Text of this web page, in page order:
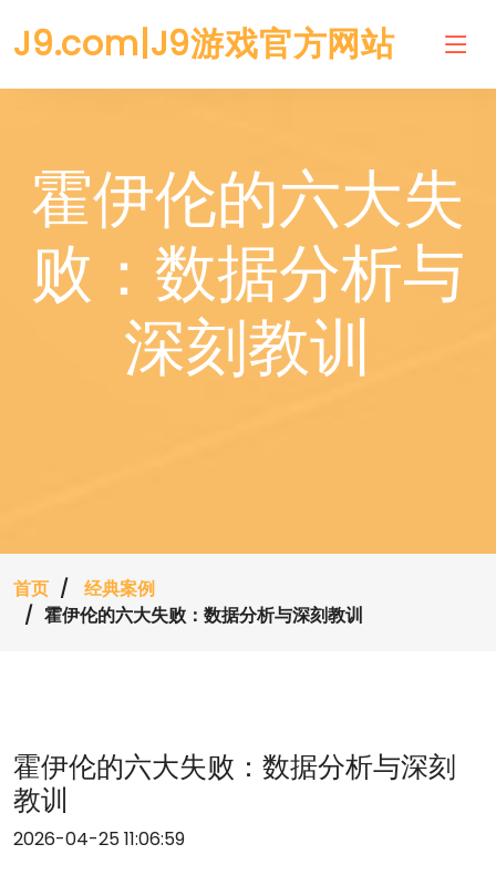
J9.com|J9游戏官方网站
霍伊伦的六大失
败：数据分析与
深刻教训
首页
经典案例
霍伊伦的六大失败：数据分析与深刻教训
霍伊伦的六大失败：数据分析与深刻
教训
2026-04-25 11:06:59